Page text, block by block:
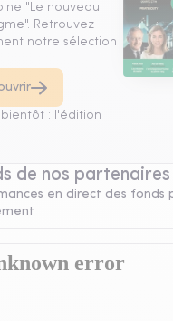
"Le nouveau
Retrouvez
notre sélection
: l'édition
de nos partenaires
en direct des fonds